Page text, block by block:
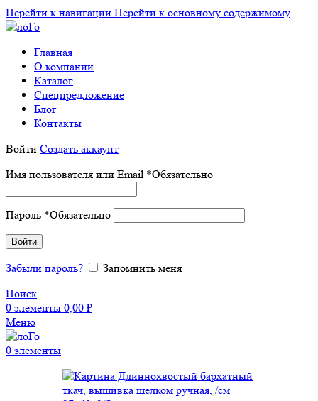
Перейти к навигации Перейти к основному содержимому
Главная
О компании
Каталог
Спецпредложение
Блог
Контакты
Войти Создать аккаунт
Имя пользователя или Email *Обязательно
Пароль *Обязательно
Войти
Забыли пароль?
Запомнить меня
Поиск
0 элементы 0,00 ₽
Меню
0 элементы